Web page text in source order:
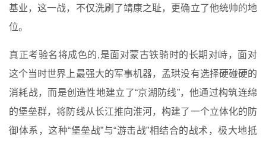
基业，这一战，不仅洗刷了靖康之耻，更确立了他统帅的地
位。
真正考验名将成色的,是面对蒙古铁骑时的长期对峙，面对
这个当时世界上最强大的军事机器，孟珙没有选择硬碰硬的
消耗战，而是创造性地建立了“京湖防线”，他通过构筑连绵
的堡垒群，将防线从长江推向淮河，构建了一个立体化的防
御体系，这种“堡垒战”与“游击战”相结合的战术，极大地抵